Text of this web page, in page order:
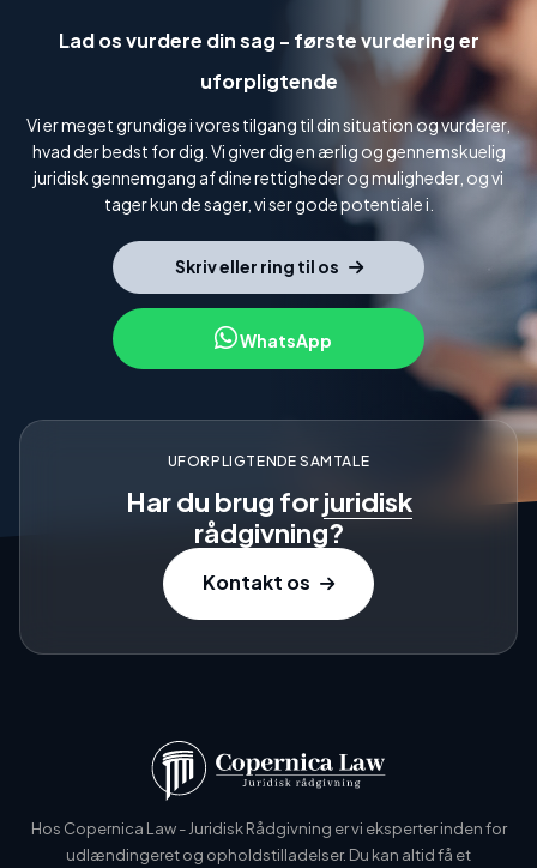
Lad os vurdere din sag - første vurdering er
uforpligtende
Vi er meget grundige i vores tilgang til din situation og vurderer,
hvad der bedst for dig. Vi giver dig en ærlig og gennemskuelig
juridisk gennemgang af dine rettigheder og muligheder, og vi
tager kun de sager, vi ser gode potentiale i.
Skriv eller ring til os
WhatsApp
UFORPLIGTENDE SAMTALE
Har du brug forjuridisk
rådgivning?
Kontakt os
Hos Copernica Law - Juridisk Rådgivning er vi eksperter inden for
udlændingeret og opholdstilladelser. Du kan altid få et